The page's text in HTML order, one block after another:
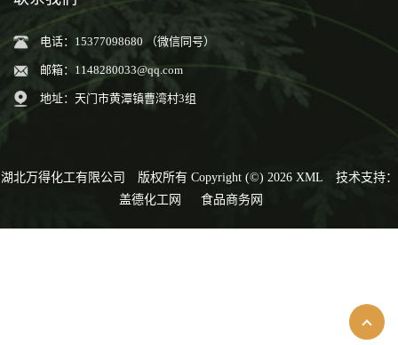
电话：15377098680 （微信同号）
邮箱： 1148280033@qq.com
地址：天门市黄潭镇曹湾村3组
湖北万得化工有限公司 版权所有 Copyright (©) 2026 XML
技术支持：
盖德化工网
食品商务网